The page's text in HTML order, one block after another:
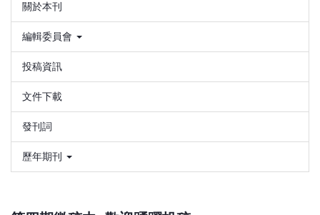
關於本刊
編輯委員會
投稿資訊
文件下載
發刊詞
歷年期刊